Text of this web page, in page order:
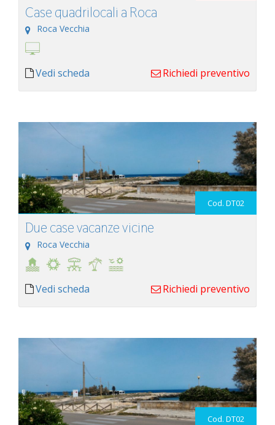
Case quadrilocali a Roca
Roca Vecchia
Vedi scheda Richiedi preventivo
Cod. DT02
Due case vacanze vicine
Roca Vecchia
Vedi scheda Richiedi preventivo
Cod. DT02